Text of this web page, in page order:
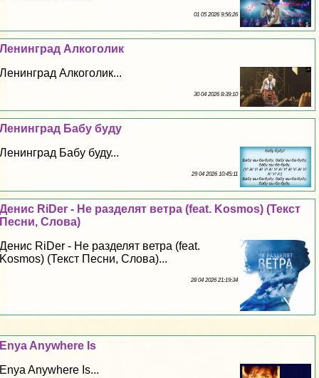
01 05 2026 9:56:26
Ленинград Алкоголик
Ленинград Алкоголик...
30 04 2026 8:39:10
Ленинград Бабу буду
Ленинград Бабу буду...
29 04 2026 10:45:11
Денис RiDer - Не разделят ветра (feat. Kosmos) (Текст
Песни, Слова)
Денис RiDer - Не разделят ветра (feat.
Kosmos) (Текст Песни, Слова)...
28 04 2026 21:19:34
Enya Anywhere Is
Enya Anywhere Is...